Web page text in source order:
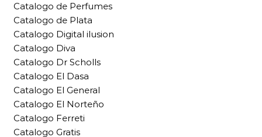
Catalogo de Perfumes
Catalogo de Plata
Catalogo Digital ilusion
Catalogo Diva
Catalogo Dr Scholls
Catalogo El Dasa
Catalogo El General
Catalogo El Norteño
Catalogo Ferreti
Catalogo Gratis